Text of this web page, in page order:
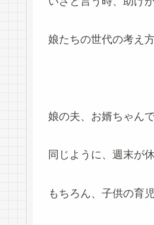
娘たちの世代の考え
娘の夫、お婿ちゃん
同じように、週末が
もちろん、子供の育